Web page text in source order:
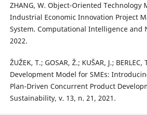
ZHANG, W. Object-Oriented Technology
Industrial Economic Innovation Project
System. Computational Intelligence and
2022.
ŽUŽEK, T.; GOSAR, Ž.; KUŠAR, J.;
Development Model for SMEs:
Plan-Driven Concurrent Product
Sustainability, v. 13, n. 21, 2021.